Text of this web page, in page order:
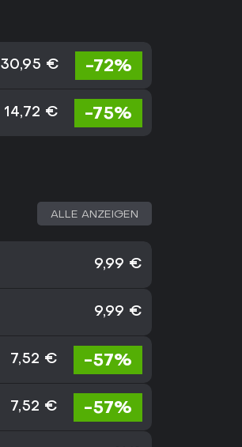
30,95 € -72%
14,72 € -75%
ALLE ANZEIGEN
9,99 €
9,99 €
7,52 € -57%
7,52 € -57%